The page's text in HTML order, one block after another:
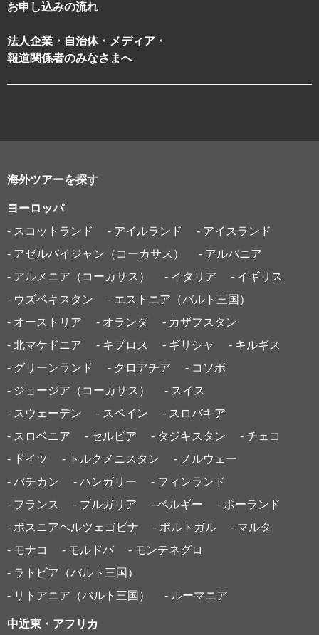
お申し込みの流れ
法人企業・自治体・メディア・
報道関係者のみなさまへ
海外ツアーを探す
ヨーロッパ
- スコットランド
- アイルランド
- アイスランド
- アゼルバイジャン（コーカサス）
- アルバニア
- アルメニア（コーカサス）
- イタリア
- イギリス
- ウズベキスタン
- エストニア（バルト三国）
- オーストリア
- オランダ
- カザフスタン
- 北マケドニア
- キプロス - ギリシャ
- キルギス
- グリーンランド
- クロアチア
- コソボ
- ジョージア（コーカサス）
- スイス
- スウェーデン
- スペイン
- スロバキア
- スロベニア
- セルビア - タジキスタン
- チェコ
- ドイツ
- トルクメニスタン
- ノルウェー
- バチカン
- ハンガリー
- フィンランド
- フランス
- ブルガリア - ベルギー
- ポーランド
- ボスニアヘルツェゴビナ
- ポルトガル
- マルタ
- モナコ
- モルドバ
- モンテネグロ
- ラトビア（バルト三国）
- リトアニア（バルト三国）
- ルーマニア
中近東・アフリカ